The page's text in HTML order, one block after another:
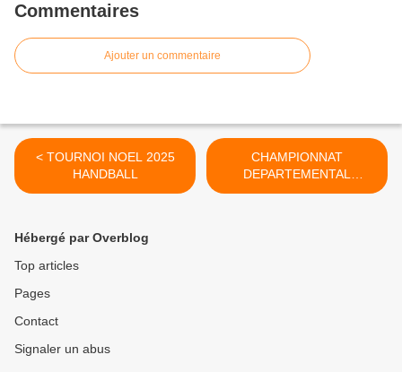
Commentaires
Ajouter un commentaire
< TOURNOI NOEL 2025
HANDBALL
CHAMPIONNAT
DEPARTEMENTAL
GYMNASTIQUE 2025/2026
Hébergé par Overblog
Top articles
Pages
Contact
Signaler un abus